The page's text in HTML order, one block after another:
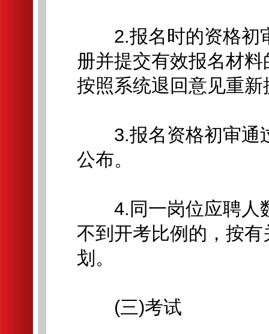
2.报名时的资格初
册并提交有效报名材
按照系统退回意见重
3.报名资格初审通
公布。
4.同一岗位应聘人
不到开考比例的，按
划。
(三)考试